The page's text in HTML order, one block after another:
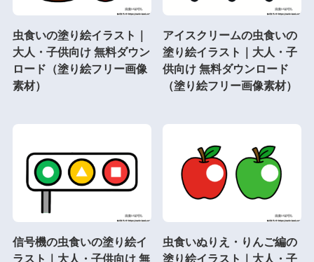
虫食いの塗り絵イラスト｜
大人・子供向け 無料ダウン
ロード（塗り絵フリー画像
素材）
アイスクリームの虫食いの
塗り絵イラスト｜大人・子
供向け 無料ダウンロード
（塗り絵フリー画像素材）
信号機の虫食いの塗り絵イ
ラスト｜大人・子供向け 無
虫食いぬりえ・りんご編の
塗り絵イラスト｜大人・子